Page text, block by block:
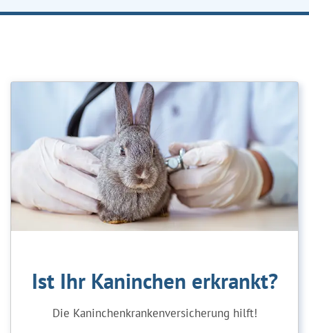
Ist Ihr Kaninchen erkrankt?
Die Kaninchenkrankenversicherung hilft!